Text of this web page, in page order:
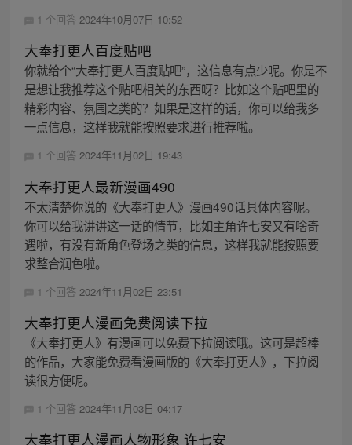
1 个回答 2024年10月07日 10:52
大奉打更人百度贴吧
你就给个“大奉打更人百度贴吧”，这信息有点少呢。你是不
是想让我推荐这个贴吧相关的东西呀？比如这个贴吧里的
精彩内容、氛围之类的？如果是这样的话，你可以给我多
一点信息，这样我就能按照要求进行推荐啦。
1 个回答 2024年11月02日 19:43
大奉打更人最新漫画490
不太清楚你说的《大奉打更人》漫画490话具体内容呢。
你可以给我讲讲这一话的情节，比如主角许七安又有啥奇
遇啦，有没有新角色登场之类的信息，这样我就能按照要
求整合润色啦。
1 个回答 2024年11月02日 23:51
大奉打更人漫画免费阅读下拉
《大奉打更人》有漫画可以免费下拉阅读哦。这可是超棒
的作品，大家能免费看漫画版的《大奉打更人》，下拉阅
读很方便呢。
1 个回答 2024年11月03日 04:17
大奉打更人漫画人物形象 许七安